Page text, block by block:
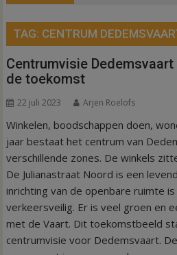
TAG: CENTRUM
Centrumvisie
de toekomst
22 juli 2023 Arjen Roelofs
Winkelen, boodschappen doen,
jaar bestaat het centrum van
verschillende zones. De winkels
De Julianastraat Noord is een
inrichting van de openbare ruimte
verkeersveilig. Er is veel groen en
met de Vaart. Dit toekomstbeeld
centrumvisie voor Dedemsvaart.